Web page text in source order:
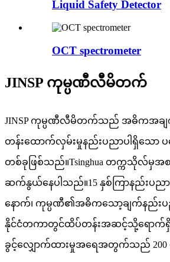
Liquid Safety Detector
OCT spectrometer
JINSP ကုမ္ပဏီလီမိတက်
JINSP ကုမ္ပဏီလီမိတက်သည် အဓိကအချက်
တန်းထောက်လှမ်းမှုနည်းပညာပါရှိသော
တစ်ခုဖြစ်သည်။Tsinghua တက္ကသိုလ်မှအစ
ဆက်နွယ်နေပါသည်။15 နှစ်ကြာနည်းပညာမ
နောက်၊ ကုမ္ပဏီ၏အဓိကသော့ချက်နည်းပ
နိုင်ငံတကာတွင်ထိပ်တန်းအဆင့်သို့ရောက်ရှိခဲ့
ခွင့်လျှောက်ထားမှုအရေအတွက်သည် 200